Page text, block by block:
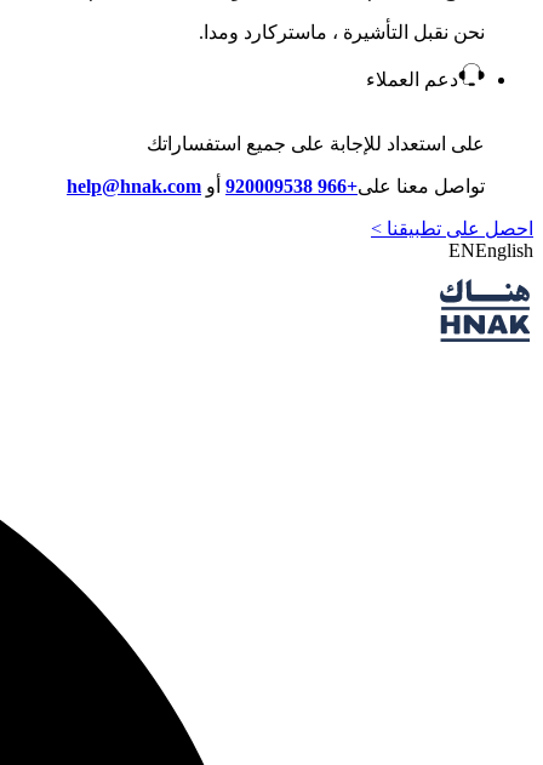
نحن نقبل التأشيرة ، ماستركارد ومدا.
دعم العملاء
على استعداد للإجابة على جميع استفساراتك
تواصل معنا على+966 920009538 أو help@hnak.com
احصل على تطبيقنا >
ENEnglish